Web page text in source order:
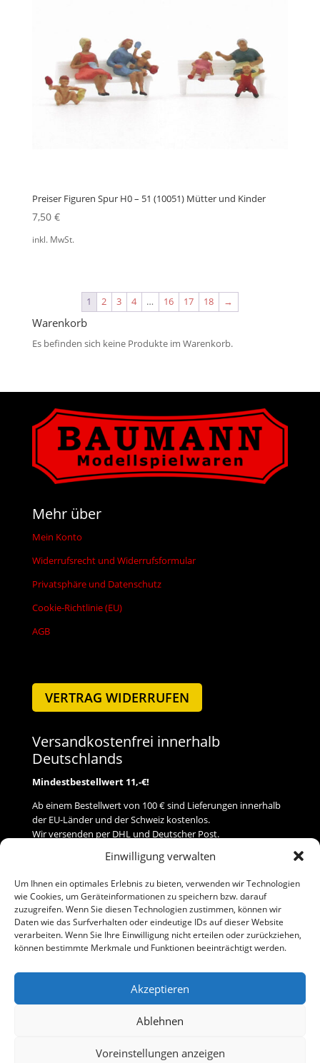
Einwilligung verwalten
Um Ihnen ein optimales Erlebnis zu bieten, verwenden wir Technologien
wie Cookies, um Geräteinformationen zu speichern bzw. darauf
zuzugreifen. Wenn Sie diesen Technologien zustimmen, können wir
Daten wie das Surfverhalten oder eindeutige IDs auf dieser Website
verarbeiten. Wenn Sie Ihre Einwilligung nicht erteilen oder zurückziehen,
können bestimmte Merkmale und Funktionen beeinträchtigt werden.
Akzeptieren
Ablehnen
Voreinstellungen anzeigen
Preiser Figuren Spur H0 – 51 (10051) Mütter und Kinder
7,50 €
inkl. MwSt.
1 2 3 4 … 16 17 18 →
Warenkorb
Es befinden sich keine Produkte im Warenkorb.
Mehr über
Mein Konto
Widerrufsrecht und Widerrufsformular
Privatsphäre und Datenschutz
Cookie-Richtlinie (EU)
AGB
VERTRAG WIDERRUFEN
Versandkostenfrei innerhalb
Deutschlands
Mindestbestellwert 11,-€!
Ab einem Bestellwert von 100 € sind Lieferungen innerhalb
der EU-Länder und der Schweiz kostenlos.
Wir versenden per DHL und Deutscher Post.
Versand
Zahlung
Baumann Modellspielwaren
Telefon (0 91 61) 33 84